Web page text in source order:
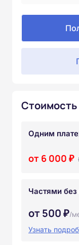
Стоимость
Одним
от 6 000 ₽
Частями без
от 500 ₽/
Узнать